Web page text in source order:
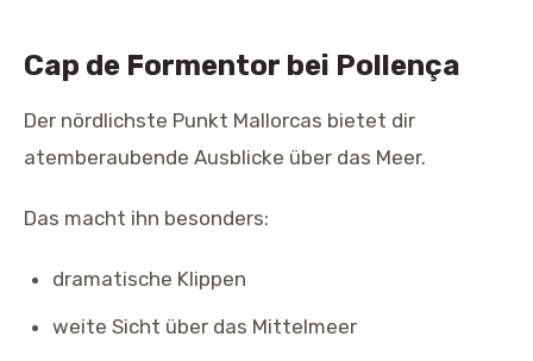
Cap de Formentor bei Pollença
Der nördlichste Punkt Mallorcas bietet dir
atemberaubende Ausblicke über das Meer.
Das macht ihn besonders:
dramatische Klippen
weite Sicht über das Mittelmeer